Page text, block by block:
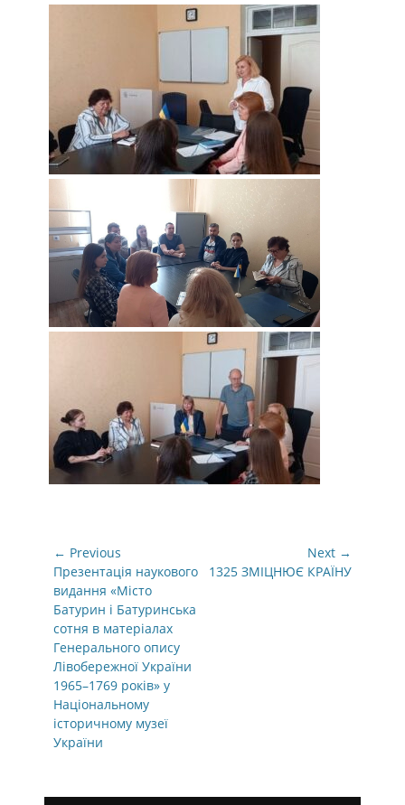
Навігація
записів
← Previous
Previous
post:
Презентація наукового
видання «Місто
Батурин і Батуринська
сотня в матеріалах
Генерального опису
Лівобережної України
1965–1769 років» у
Національному
історичному музеї
України
Next →
Next
1325 ЗМІЦНЮЄ КРАЇНУ